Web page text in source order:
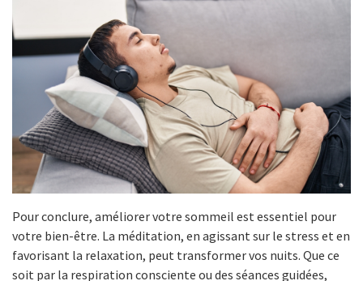
Pour conclure, améliorer votre sommeil est essentiel pour
votre bien-être. La méditation, en agissant sur le stress et en
favorisant la relaxation, peut transformer vos nuits. Que ce
soit par la respiration consciente ou des séances guidées,